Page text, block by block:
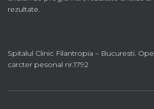
rezultate.
Spitalul Clinic Filantropia – Bucuresti.
carcter pesonal nr.1792